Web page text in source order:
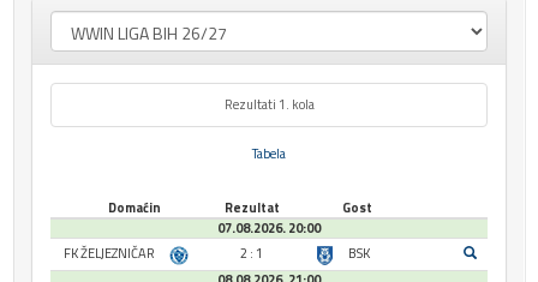
Rezultati 1. kola
Tabela
Domaćin Rezultat
Gost
07.08.2026. 20:00
FK ŽELJEZNIČAR
2 : 1
BSK